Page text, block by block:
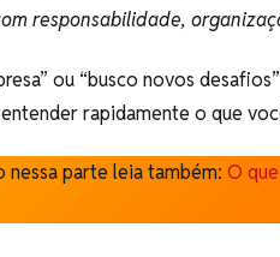
responsabilidade,
ou “busco novos
rapidamente o que
parte leia também: O